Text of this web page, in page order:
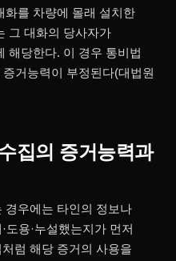
화를 차량에 몰래 설치한
그 대화의 당사자가
해당한다. 이 경우 통비법
거능력이 부정된다(대법원
집의 증거능력과
경우에는 타인의 정보나
도용·누설했는지가 먼저
럼 해당 증거의 사용을